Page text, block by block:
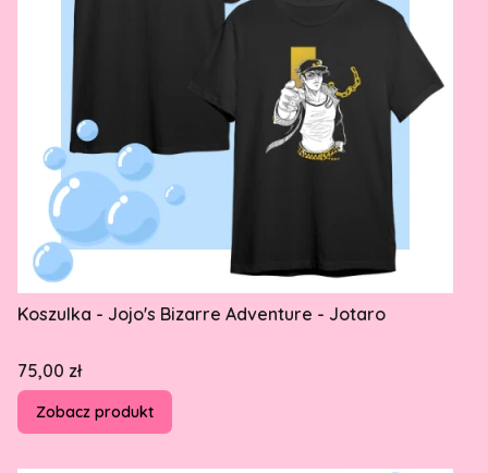
Koszulka - Jojo's Bizarre Adventure - Jotaro
Cena
75,00 zł
Zobacz produkt